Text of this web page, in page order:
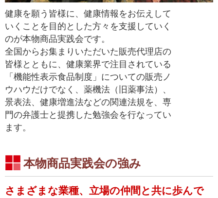
健康を願う皆様に、健康情報をお伝えして
いくことを目的とした方々を支援していく
のが本物商品実践会です。
全国からお集まりいただいた販売代理店の
皆様とともに、健康業界で注目されている
「機能性表示食品制度」についての販売ノ
ウハウだけでなく、薬機法（旧薬事法）、
景表法、健康増進法などの関連法規を、専
門の弁護士と提携した勉強会を行なってい
ます。
本物商品実践会の強み
さまざまな業種、立場の仲間と共に歩んで